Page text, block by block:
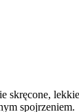
skręcone,
spojrzeniem.